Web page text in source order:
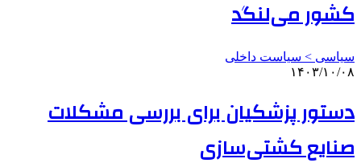
کشور می‌لنگد
سیاسی > سیاست داخلی
۱۴۰۳/۱۰/۰۸
دستور پزشکیان برای بررسی مشکلات
صنایع کشتی‌سازی